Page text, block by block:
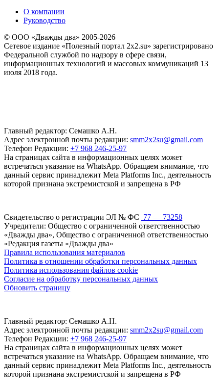
О компании
Руководство
© ООО «Дважды два» 2005-2026
Сетевое издание «Полезный портал 2x2.su» зарегистрировано
Федеральной службой по надзору в сфере связи,
информационных технологий и массовых коммуникаций 13
июля 2018 года.
Главный редактор: Семашко А.Н.
Адрес электронной почты редакции: smm2x2su@gmail.com
Телефон Редакции: +7 968 246-25-97
На страницах сайта в информационных целях может
встречаться указание на WhatsApp. Обращаем внимание, что
данный сервис принадлежит Meta Platforms Inc., деятельность
которой признана экстремистской и запрещена в РФ
Свидетельство о регистрации ЭЛ № ФС 77 — 73258
Учредители: Общество с ограниченной ответственностью
«Дважды два», Общество с ограниченной ответственностью
«Редакция газеты «Дважды два»
Правила использования материалов
Политика в отношении обработки персональных данных
Политика использования файлов cookie
Согласие на обработку персональных данных
Обновить страницу
Главный редактор: Семашко А.Н.
Адрес электронной почты редакции: smm2x2su@gmail.com
Телефон Редакции: +7 968 246-25-97
На страницах сайта в информационных целях может
встречаться указание на WhatsApp. Обращаем внимание, что
данный сервис принадлежит Meta Platforms Inc., деятельность
которой признана экстремистской и запрещена в РФ